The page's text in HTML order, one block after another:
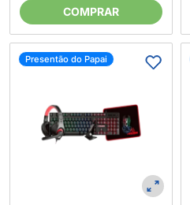
COMPRAR
Presentão do Papai